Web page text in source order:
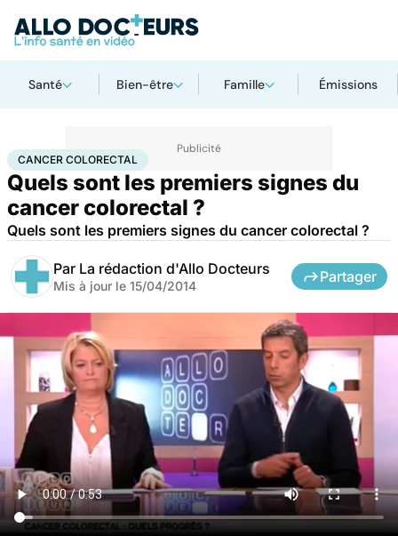
Santé Bien-être Famille Émissions
AccueilSantéMaladiesCancer Cancer colorectal
CANCER COLORECTAL
Quels sont les premiers signes du
cancer colorectal ?
Quels sont les premiers signes du cancer colorectal ?
Par La rédaction d'Allo Docteurs
Mis à jour le 15/04/2014
Partager